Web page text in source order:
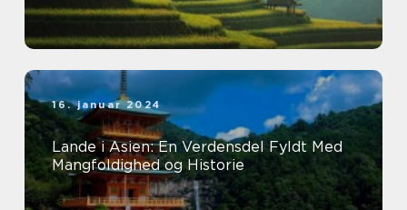
16. januar 2024
Lande i Asien: En Verdensdel Fyldt Med
Mangfoldighed og Historie